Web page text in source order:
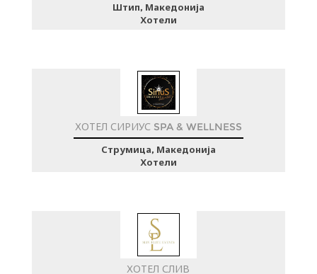
Штип, Македонија
Хотели
ХОТЕЛ СИРИУС SPA & WELLNESS
Струмица, Македонија
Хотели
ХОТЕЛ СЛИВ